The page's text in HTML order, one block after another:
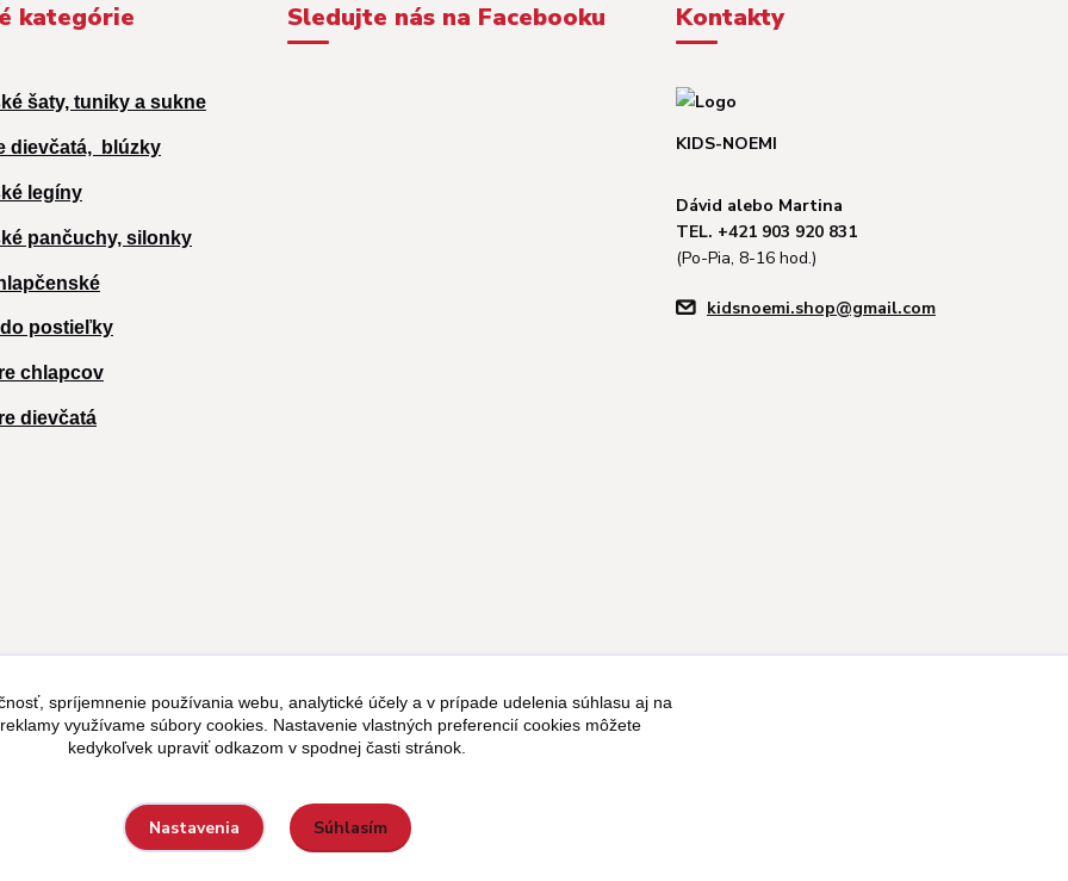
kategórie
šaty, tuniky a sukne
dievčatá, blúzky
legíny
pančuchy, silonky
postieľky
chlapcov
dievčatá
Sledujte nás na Facebooku Kontakty
KIDS-NOEMI
Dávid alebo Martina
TEL. +421 903 920 831
(Po-Pia, 8-16 hod.)
kidsnoemi.shop@gmail.com
spríjemnenie používania webu, analytické účely a v prípade udelenia súhlasu aj na
využívame súbory cookies. Nastavenie vlastných preferencií cookies môžete
kedykoľvek upraviť odkazom v spodnej časti stránok.
Nastavenia Súhlasím